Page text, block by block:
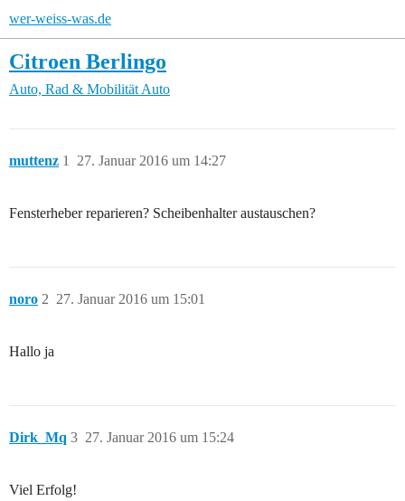
wer-weiss-was.de
Citroen Berlingo
Auto, Rad & Mobilität Auto
muttenz 27. Januar 2016 um 14:27
1
Fensterheber reparieren? Scheibenhalter austauschen?
noro 27. Januar 2016 um 15:01
2
Hallo ja
Dirk_Mq 27. Januar 2016 um 15:24
3
Viel Erfolg!